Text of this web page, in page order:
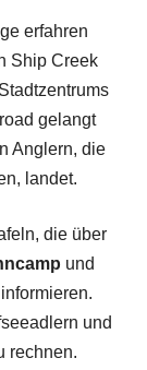
erfahren
Ship Creek
gelangt
Anglern, die
landet.
die über
und
und
rechnen.